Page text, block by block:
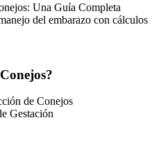
Una Guía Completa
del embarazo con cálculos
de Conejos
Gestación